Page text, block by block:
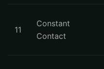
11
Constant
Contact